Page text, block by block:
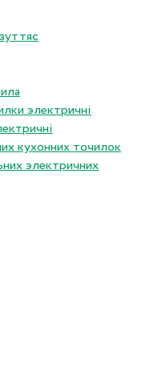
электричнi
кухонних точилок
электричних